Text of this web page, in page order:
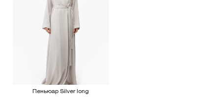
Пеньюар Silver long